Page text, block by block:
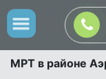
МРТ в районе